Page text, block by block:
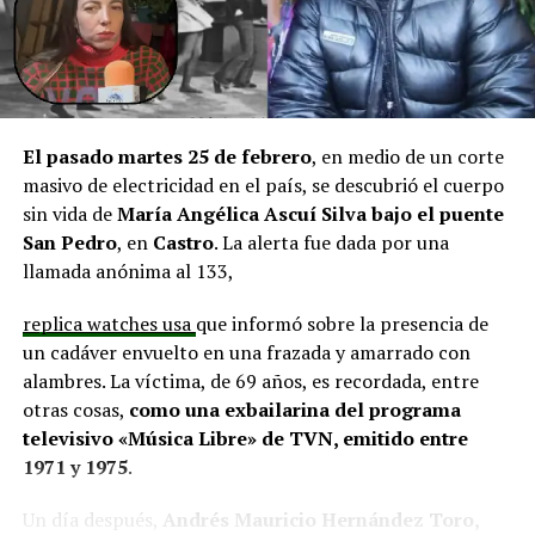
y el cierre perimetral del Club Deportivo Aucar, obras
fundamentales para el desarrollo comunitario.
El alcalde de Quemchi, Javier Ugarte, expresó una
situación similar, señalando que en su comuna tienen
proyectos elegibles tanto en PMU como en PMB, pero
que hasta la fecha no han recibido respuesta clara sobre
si se entregarán los recursos.“Preocupa esta situación,
estos son proyectos que vienen trabajándose desde
hace tiempo y que hoy están en riesgo por la falta de
En la comuna deCuraco de Vélez, la alcaldesa Javiera
Yáñezindicó que históricamente la Subdere ha apoyado
a los municipios en diversos proyectos y que confía en
que durante el año se asignen nuevos recursos, aunque
reconoció una disminución evidente en comparación
ha presentado iniciativas por más de 200 millones de
El pasado martes 25 de febrero, en medio de un corte
masivo de electricidad en el país, se descubrió el cuerpo
sin vida deMaría Angélica Ascuí Silvabajo el puente
San Pedro, en Castro. La alerta fue dada por una
llamada anónima al 133,
replica watches usa que informó sobre la presencia de
un cadáver envuelto en una frazada y amarrado con
alambres. La víctima, de 69 años, es recordada, entre
otras cosas, como una exbailarina del programa
televisivo «Música Libre» de TVN, emitido entre
1971 y 1975.
Un día después,
Andrés Mauricio Hernández Toro,